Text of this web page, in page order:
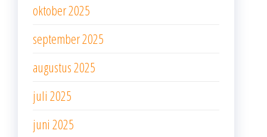
oktober 2025
september 2025
augustus 2025
juli 2025
juni 2025